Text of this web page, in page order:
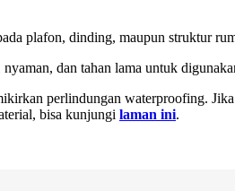
plafon, dinding, maupun struktur
dan tahan lama untuk
perlindungan waterproofing.
bisa kunjungi laman ini.